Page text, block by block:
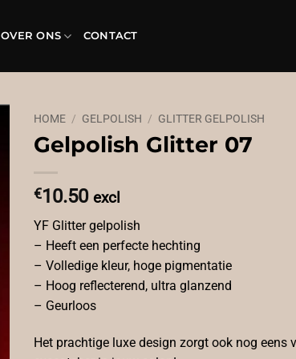
OVER ONS CONTACT
HOME / GELPOLISH / GLITTER GELPOLISH
Gelpolish Glitter 07
€10.50 excl
YF Glitter gelpolish
– Heeft een perfecte hechting
– Volledige kleur, hoge pigmentatie
– Hoog reflecterend, ultra glanzend
– Geurloos
Het prachtige luxe design zorgt ook nog eens